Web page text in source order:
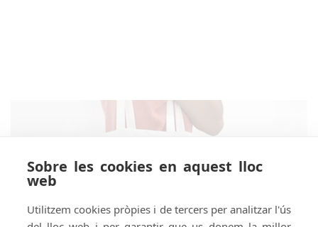
Sobre les cookies en aquest lloc
web
Utilitzem cookies pròpies i de tercers per analitzar l'ús